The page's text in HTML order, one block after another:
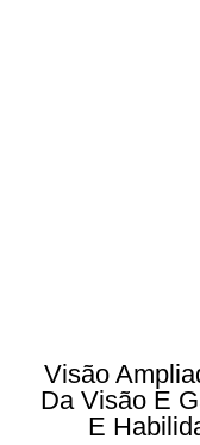
Visão
Da Visão E
E